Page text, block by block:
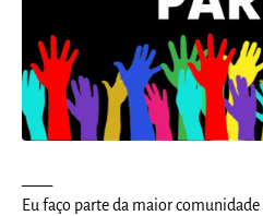
Eu faço parte da maior comunidade